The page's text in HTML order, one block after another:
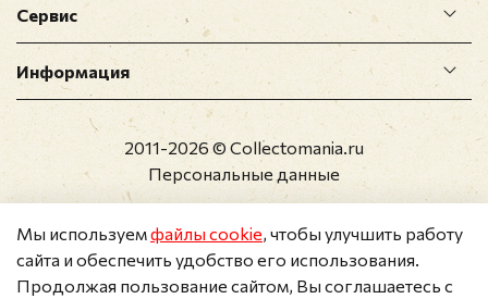
Сервис
Информация
2011-2026 © Collectomania.ru
Персональные данные
Мы используемфайлы cookie, чтобы улучшить работу
сайта и обеспечить удобство его использования.
Продолжая пользование сайтом, Вы соглашаетесь с